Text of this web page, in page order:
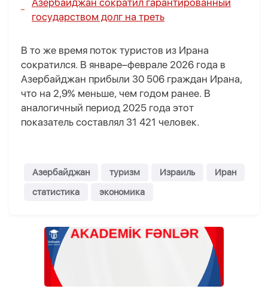
Азербайджан сократил гарантированный
государством долг на треть
В то же время поток туристов из Ирана
сократился. В январе–феврале 2026 года в
Азербайджан прибыли 30 506 граждан Ирана,
что на 2,9% меньше, чем годом ранее. В
аналогичный период 2025 года этот
показатель составлял 31 421 человек.
Азербайджан туризм Израиль
Иран
статистика
экономика